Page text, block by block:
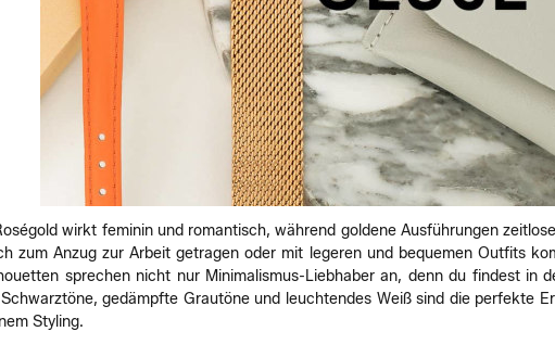
wirkt feminin und romantisch, während goldene Ausführungen
zum Anzug zur Arbeit getragen oder mit legeren und bequemen Outfits
sprechen nicht nur Minimalismus-Liebhaber an, denn du findest in
gedämpfte Grautöne und leuchtendes Weiß sind die perfekte
Styling.